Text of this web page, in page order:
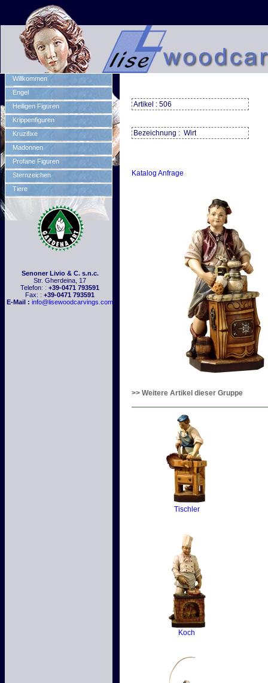
Willkommen
Engel
Heiligen Figuren
Krippenfiguren
Kruzifixe
Madonnen
Profane Figuren
Sternzeichen
Tiere
Senoner Livio & C. s.n.c.
Str. Gherdeina, 17
Telefon: : +39-0471 793591
Fax: : +39-0471 793591
E-Mail : info@lisewoodcarvings.com
Artikel : 506
Bezeichnung : Wirt
Katalog Anfrage
>> Weitere Artikel dieser Gruppe
Tischler
Koch